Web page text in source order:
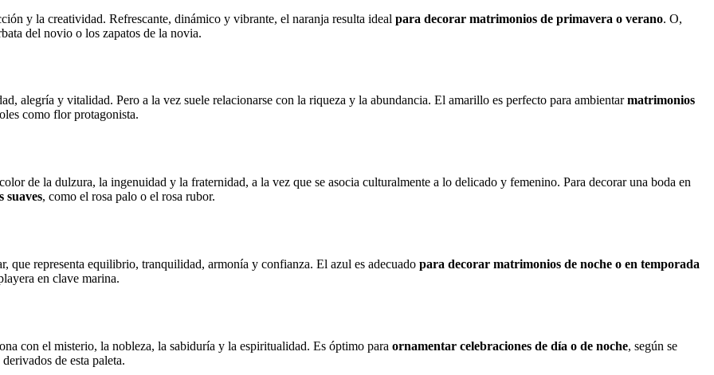
y la creatividad. Refrescante, dinámico y vibrante, el naranja resulta ideal para decorar matrimonios de primavera o verano. O,
del novio o los zapatos de la novia.
alegría y vitalidad. Pero a la vez suele relacionarse con la riqueza y la abundancia. El amarillo es perfecto para ambientarmatrimonios
como flor protagonista.
de la dulzura, la ingenuidad y la fraternidad, a la vez que se asocia culturalmente a lo delicado y femenino. Para decorar una boda en
suaves, como el rosa palo o el rosa rubor.
que representa equilibrio, tranquilidad, armonía y confianza. El azul es adecuado para decorar matrimonios de noche o en temporada
en clave marina.
con el misterio, la nobleza, la sabiduría y la espiritualidad. Es óptimo para ornamentar celebraciones de día o de noche, según se
de esta paleta.